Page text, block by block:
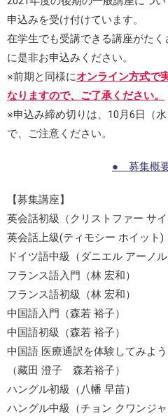
申込みを受け付けています。
在学生でも受講できる講座がた
に是非お申込みください。
※前期と同様にオンライン方式で
なりますので、ご了承ください。
※申込み締め切りは、10月6日（
で、ご注意ください。
● 募集概
【募集講座】
英会話初級（クリストファー サイ
英会話上級(ティモシー ホイット)
ドイツ語中級（ダニエル アーノル
フランス語入門（林 宏和）
フランス語初級（林 宏和）
中国語入門（森若 裕子）
中国語初級（森若 裕子）
中国語 医療通訳を体験してみよ
（藏田 澄子 森若裕子）
ハングル初級（八幡 早苗）
ハングル中級（チョン クワンジャ